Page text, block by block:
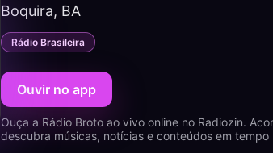
Boquira, BA
Rádio Brasileira
Ouvir no app
Ouça a Rádio Broto ao vivo online no Radiozin.
descubra músicas, notícias e conteúdos em tempo